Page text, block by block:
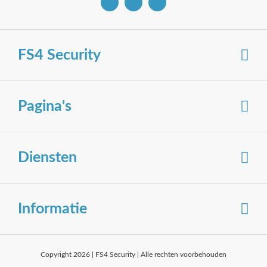
FS4 Security
Pagina's
Diensten
Informatie
Copyright 2026 | FS4 Security | Alle rechten voorbehouden